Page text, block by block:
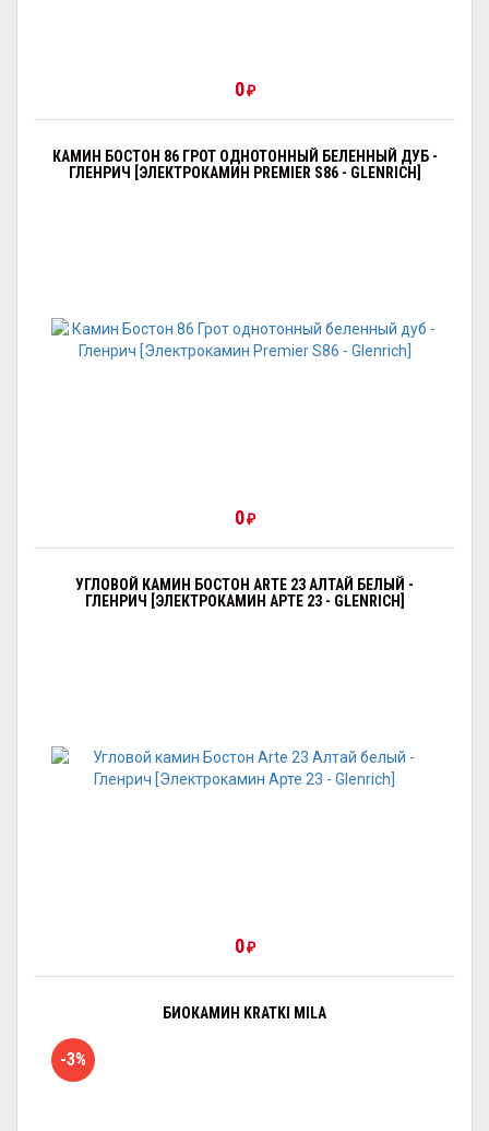
0₽
КАМИН БОСТОН 86 ГРОТ ОДНОТОННЫЙ БЕЛЕННЫЙ ДУБ -
ГЛЕНРИЧ [ЭЛЕКТРОКАМИН PREMIER S86 - GLENRICH]
0₽
УГЛОВОЙ КАМИН БОСТОН ARTE 23 АЛТАЙ БЕЛЫЙ -
ГЛЕНРИЧ [ЭЛЕКТРОКАМИН АРТЕ 23 - GLENRICH]
0₽
БИОКАМИН KRATKI MILA
-3%